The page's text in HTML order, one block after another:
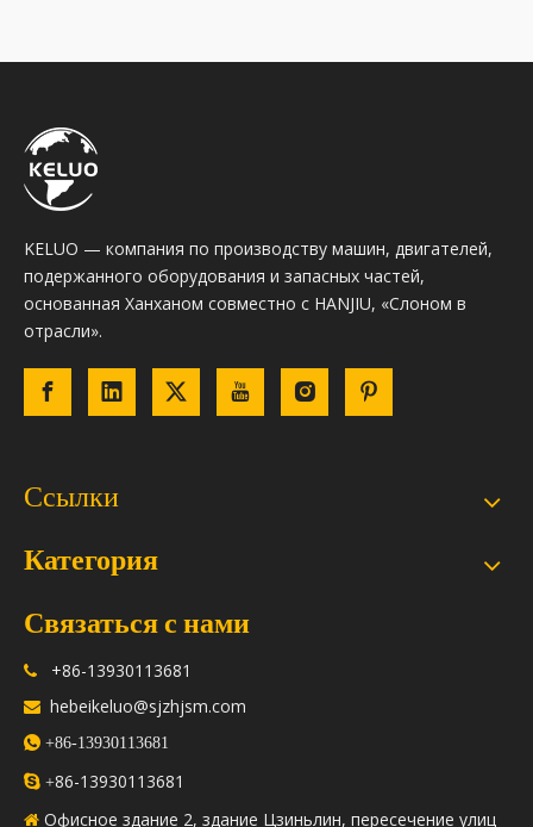
KELUO — компания по производству машин, двигателей,
подержанного оборудования и запасных частей,
основанная Ханханом совместно с HANJIU, «Слоном в
отрасли».
Ссылки
Категория
Связаться с нами
 +86-13930113681
 hebeikeluo@sjzhjsm.com
 +86-13930113681
 +86-13930113681
 Офисное здание 2, здание Цзиньлин, пересечение улиц